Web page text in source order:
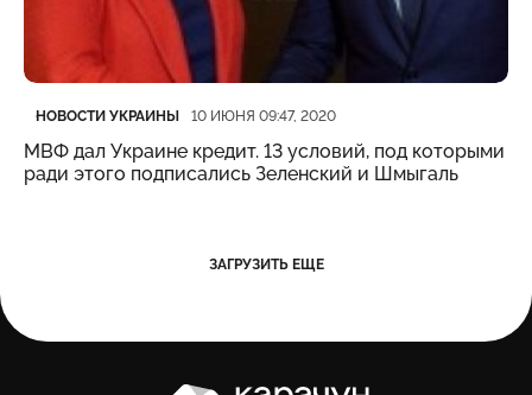
Категория
НОВОСТИ УКРАИНЫ
Дата публикации 10 ИЮНЯ 09:47, 2020
МВФ дал Украине кредит. 13 условий, под которыми
ради этого подписались Зеленский и Шмыгаль
ЗАГРУЗИТЬ ЕЩЕ
Карачун